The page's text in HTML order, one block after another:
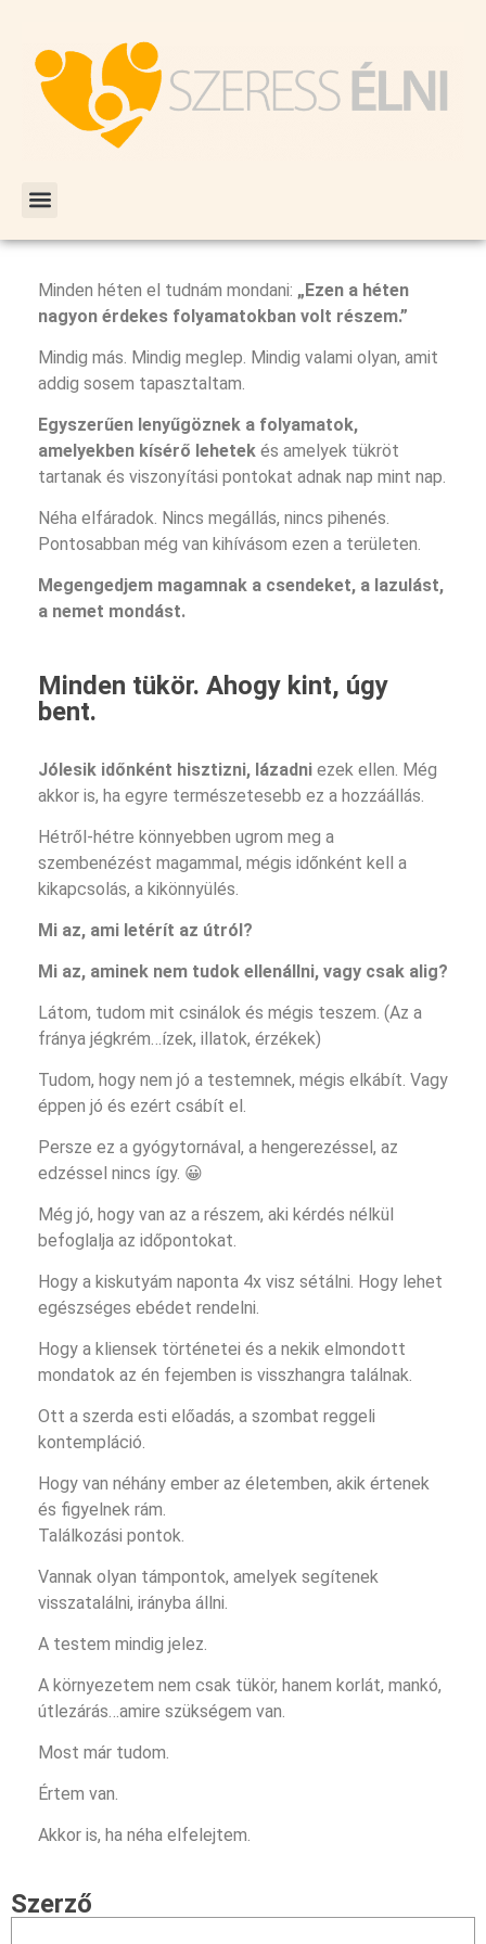
Minden héten el tudnám mondani: „Ezen a héten
nagyon érdekes folyamatokban volt részem.”
Mindig más. Mindig meglep. Mindig valami olyan, amit
addig sosem tapasztaltam.
Egyszerűen lenyűgöznek a folyamatok,
amelyekben kísérő lehetek és amelyek tükröt
tartanak és viszonyítási pontokat adnak nap mint nap.
Néha elfáradok. Nincs megállás, nincs pihenés.
Pontosabban még van kihívásom ezen a területen.
Megengedjem magamnak a csendeket, a lazulást,
a nemet mondást.
Minden tükör. Ahogy kint, úgy
bent.
Jólesik időnként hisztizni, lázadni ezek ellen. Még
akkor is, ha egyre természetesebb ez a hozzáállás.
Hétről-hétre könnyebben ugrom meg a
szembenézést magammal, mégis időnként kell a
kikapcsolás, a kikönnyülés.
Mi az, ami letérít az útról?
Mi az, aminek nem tudok ellenállni, vagy csak alig?
Látom, tudom mit csinálok és mégis teszem. (Az a
fránya jégkrém…ízek, illatok, érzékek)
Tudom, hogy nem jó a testemnek, mégis elkábít. Vagy
éppen jó és ezért csábít el.
Persze ez a gyógytornával, a hengerezéssel, az
edzéssel nincs így. 😀
Még jó, hogy van az a részem, aki kérdés nélkül
befoglalja az időpontokat.
Hogy a kiskutyám naponta 4x visz sétálni. Hogy lehet
egészséges ebédet rendelni.
Hogy a kliensek történetei és a nekik elmondott
mondatok az én fejemben is visszhangra találnak.
Ott a szerda esti előadás, a szombat reggeli
kontempláció.
Hogy van néhány ember az életemben, akik értenek
és figyelnek rám.
Találkozási pontok.
Vannak olyan támpontok, amelyek segítenek
visszatalálni, irányba állni.
A testem mindig jelez.
A környezetem nem csak tükör, hanem korlát, mankó,
útlezárás…amire szükségem van.
Most már tudom.
Értem van.
Akkor is, ha néha elfelejtem.
Szerző